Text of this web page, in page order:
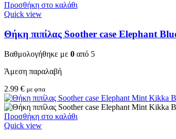
Προσθήκη στο καλάθι
Quick view
Θήκη πιπίλας Soother case Elephant
Βαθμολογήθηκε με 0 από 5
Άμεση παραλαβή
2.99 € με φπα
Προσθήκη στο καλάθι
Quick view